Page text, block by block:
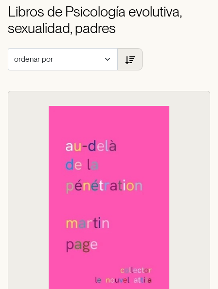
Libros de Psicología evolutiva,
sexualidad, padres